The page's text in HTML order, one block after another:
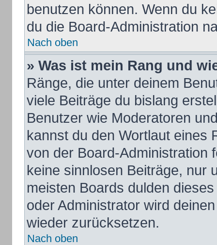
benutzen können. Wenn du
du die Board-Administration
Nach oben
» Was ist mein Rang und
Ränge, die unter deinem
viele Beiträge du bislang
Benutzer wie Moderatoren
kannst du den Wortlaut eines
von der Board-Administration
keine sinnlosen Beiträge,
meisten Boards dulden
oder Administrator wird
wieder zurücksetzen.
Nach oben